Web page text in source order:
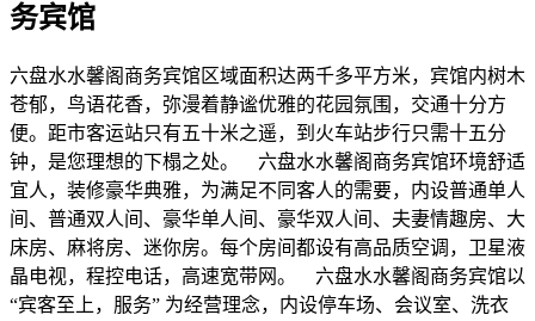
务宾馆
六盘水水馨阁商务宾馆区域面积达两千多平方米，宾馆内树木
苍郁，鸟语花香，弥漫着静谧优雅的花园氛围，交通十分方
便。距市客运站只有五十米之遥，到火车站步行只需十五分
钟，是您理想的下榻之处。 六盘水水馨阁商务宾馆环境舒适
宜人，装修豪华典雅，为满足不同客人的需要，内设普通单人
间、普通双人间、豪华单人间、豪华双人间、夫妻情趣房、大
床房、麻将房、迷你房。每个房间都设有高品质空调，卫星液
晶电视，程控电话，高速宽带网。 六盘水水馨阁商务宾馆以
“宾客至上，服务” 为经营理念，内设停车场、会议室、洗衣